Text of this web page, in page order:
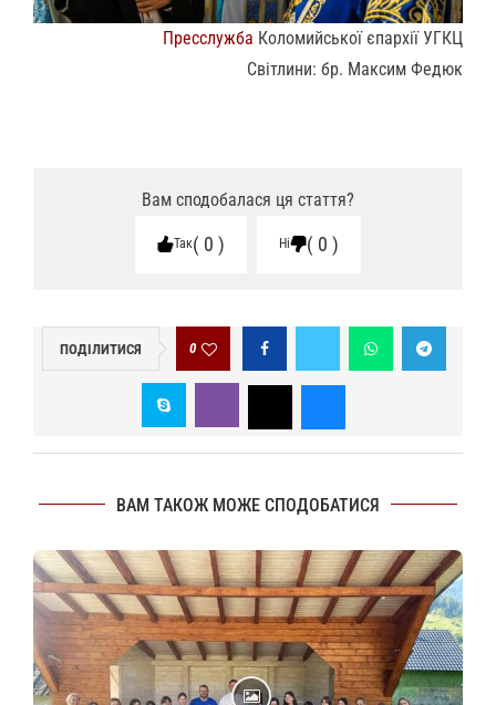
Пресслужба Коломийської єпархії УГКЦ
Світлини: бр. Максим Федюк
Вам сподобалася ця стаття?
Так 0 Ні 0
ПОДІЛИТИСЯ 0
ВАМ ТАКОЖ МОЖЕ СПОДОБАТИСЯ